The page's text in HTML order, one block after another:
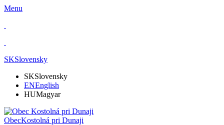
Menu
SKSlovensky
SKSlovensky
ENEnglish
HUMagyar
ObecKostolná pri Dunaji